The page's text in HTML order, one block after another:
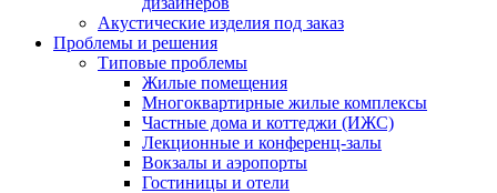
Акустические изделия под заказ
Проблемы и решения
Типовые проблемы
Жилые помещения
Многоквартирные жилые комплексы
Частные дома и коттеджи (ИЖС)
Лекционные и конференц-залы
Вокзалы и аэропорты
Гостиницы и отели